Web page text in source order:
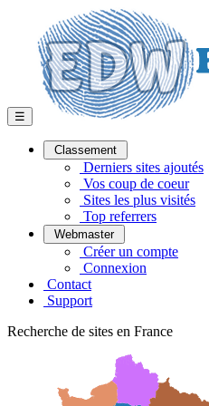
☰
Classement
Derniers sites ajoutés
Vos coup de coeur
Sites les plus visités
Top referrers
Webmaster
Créer un compte
Connexion
Contact
Support
Recherche de sites en France